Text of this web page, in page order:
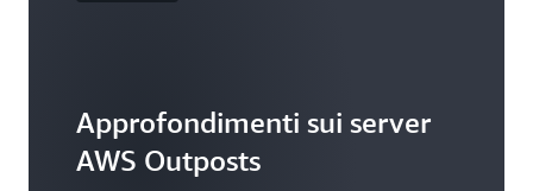
Approfondimenti sui server
AWS Outposts